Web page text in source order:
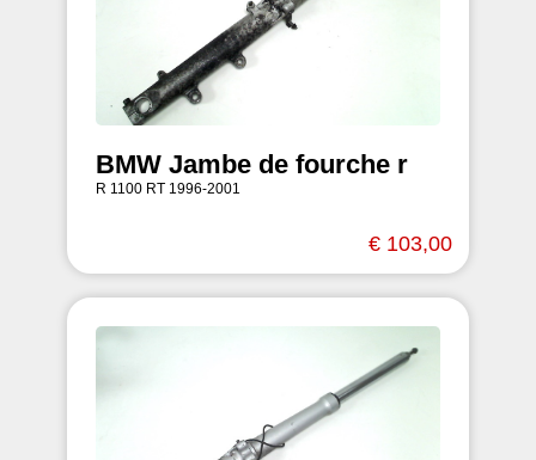
BMW Jambe de fourche r
R 1100 RT 1996-2001
€ 103,00